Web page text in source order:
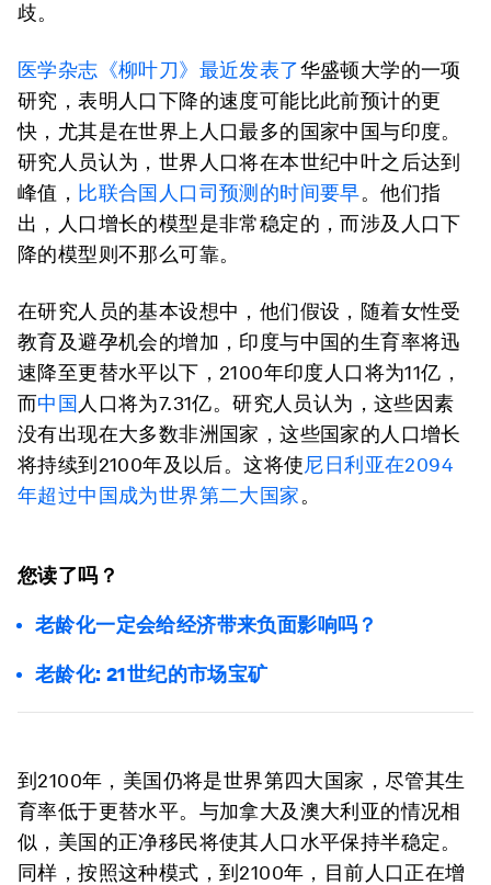
歧。
医学杂志《柳叶刀》最近发表了华盛顿大学的一项
研究，表明人口下降的速度可能比此前预计的更
快，尤其是在世界上人口最多的国家中国与印度。
研究人员认为，世界人口将在本世纪中叶之后达到
峰值， 比联合国人口司预测的时间要早。他们指
出，人口增长的模型是非常稳定的，而涉及人口下
降的模型则不那么可靠。
在研究人员的基本设想中，他们假设，随着女性受
教育及避孕机会的增加，印度与中国的生育率将迅
速降至更替水平以下，2100年印度人口将为11亿，
而中国 人口将为7.31亿。研究人员认为，这些因素
没有出现在大多数非洲国家，这些国家的人口增长
将持续到2100年及以后。这将使尼日利亚在2094
年超过中国成为世界第二大国家。
您读了吗？
老龄化一定会给经济带来负面影响吗？
老龄化: 21世纪的市场宝矿
到2100年，美国仍将是世界第四大国家，尽管其生
育率低于更替水平。与加拿大及澳大利亚的情况相
似，美国的正净移民将使其人口水平保持半稳定。
同样，按照这种模式，到2100年，目前人口正在增